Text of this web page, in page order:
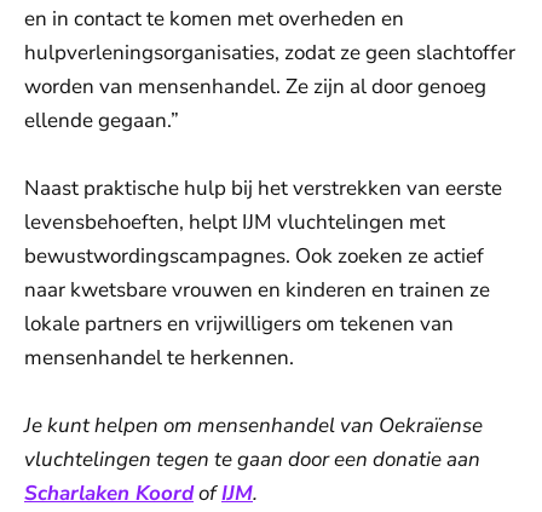
en in contact te komen met overheden en
hulpverleningsorganisaties, zodat ze geen slachtoffer
worden van mensenhandel. Ze zijn al door genoeg
ellende gegaan.”
Naast praktische hulp bij het verstrekken van eerste
levensbehoeften, helpt IJM vluchtelingen met
bewustwordingscampagnes. Ook zoeken ze actief
naar kwetsbare vrouwen en kinderen en trainen ze
lokale partners en vrijwilligers om tekenen van
mensenhandel te herkennen.
Je kunt helpen om mensenhandel van Oekraïense
vluchtelingen tegen te gaan door een donatie aan
Scharlaken KoordofIJM.